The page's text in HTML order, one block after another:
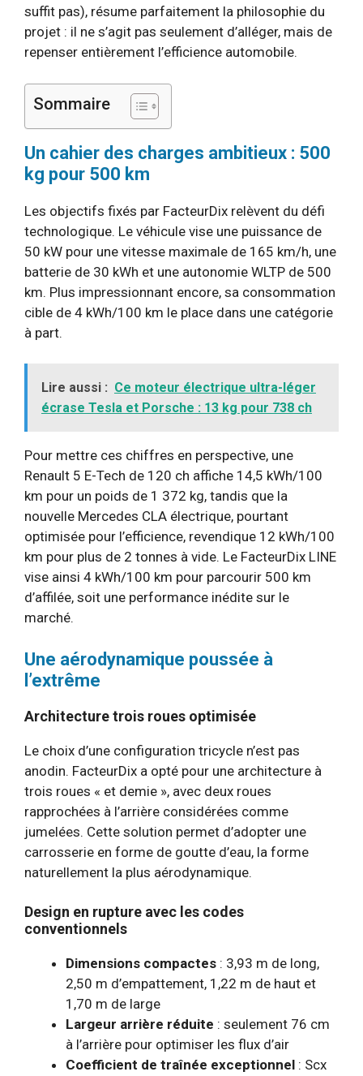
suffit pas), résume parfaitement la philosophie du
projet : il ne s’agit pas seulement d’alléger, mais de
repenser entièrement l’efficience automobile.
Sommaire
Un cahier des charges ambitieux : 500
kg pour 500 km
Les objectifs fixés par FacteurDix relèvent du défi
technologique. Le véhicule vise une puissance de
50 kW pour une vitesse maximale de 165 km/h, une
batterie de 30 kWh et une autonomie WLTP de 500
km. Plus impressionnant encore, sa consommation
cible de 4 kWh/100 km le place dans une catégorie
à part.
Lire aussi : Ce moteur électrique ultra-léger
écrase Tesla et Porsche : 13 kg pour 738 ch
Pour mettre ces chiffres en perspective, une
Renault 5 E-Tech de 120 ch affiche 14,5 kWh/100
km pour un poids de 1 372 kg, tandis que la
nouvelle Mercedes CLA électrique, pourtant
optimisée pour l’efficience, revendique 12 kWh/100
km pour plus de 2 tonnes à vide. Le FacteurDix LINE
vise ainsi 4 kWh/100 km pour parcourir 500 km
d’affilée, soit une performance inédite sur le
marché.
Une aérodynamique poussée à
l’extrême
Architecture trois roues optimisée
Le choix d’une configuration tricycle n’est pas
anodin. FacteurDix a opté pour une architecture à
trois roues « et demie », avec deux roues
rapprochées à l’arrière considérées comme
jumelées. Cette solution permet d’adopter une
carrosserie en forme de goutte d’eau, la forme
naturellement la plus aérodynamique.
Design en rupture avec les codes
conventionnels
Dimensions compactes : 3,93 m de long,
2,50 m d’empattement, 1,22 m de haut et
1,70 m de large
Largeur arrière réduite : seulement 76 cm
à l’arrière pour optimiser les flux d’air
Coefficient de traînée exceptionnel : Scx